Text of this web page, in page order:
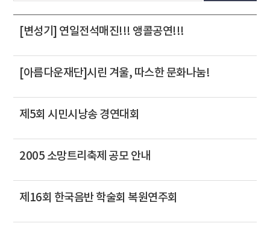
[변성기] 연일전석매진!!! 앵콜공연!!!
[아름다운재단]시린 겨울, 따스한 문화나눔!
제5회 시민시낭송 경연대회
2005 소망트리축제 공모 안내
제16회 한국음반 학술회 복원연주회